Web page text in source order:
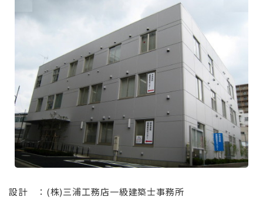
設計 ：(株)三浦工務店一級建築士事務所